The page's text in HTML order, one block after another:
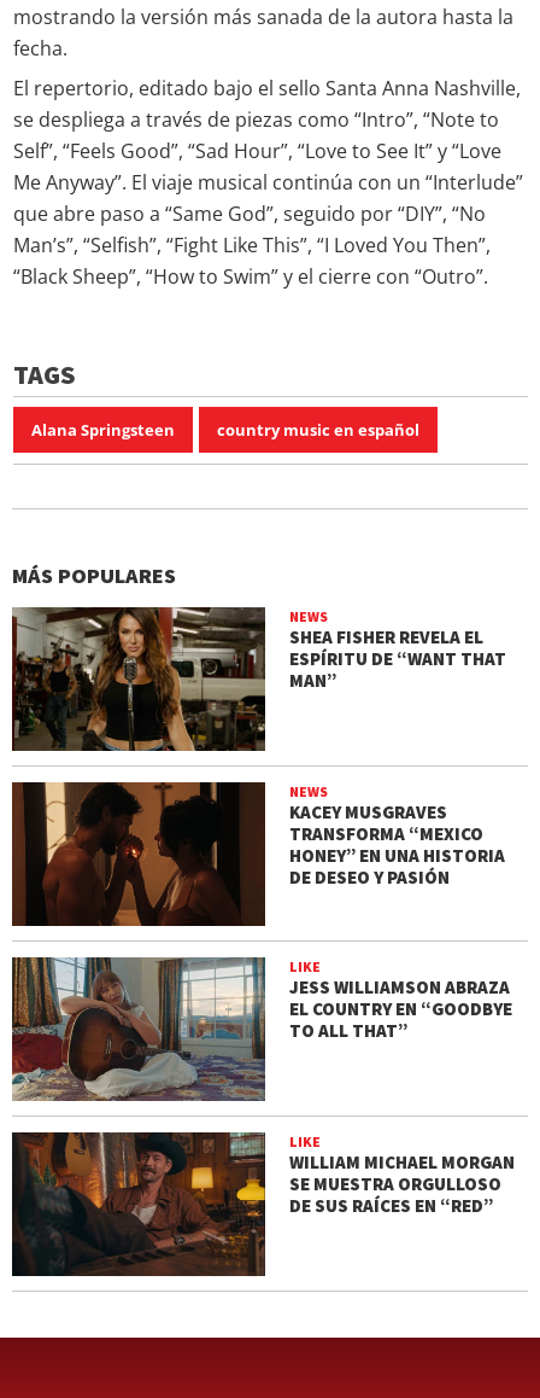
mostrando la versión más sanada de la autora hasta la
fecha.
El repertorio, editado bajo el sello Santa Anna Nashville,
se despliega a través de piezas como “Intro”, “Note to
Self”, “Feels Good”, “Sad Hour”, “Love to See It” y “Love
Me Anyway”. El viaje musical continúa con un “Interlude”
que abre paso a “Same God”, seguido por “DIY”, “No
Man’s”, “Selfish”, “Fight Like This”, “I Loved You Then”,
“Black Sheep”, “How to Swim” y el cierre con “Outro”.
TAGS
Alana Springsteen country music en español
MÁS POPULARES
NEWS
SHEA FISHER REVELA EL
ESPÍRITU DE “WANT THAT
MAN”
NEWS
KACEY MUSGRAVES
TRANSFORMA “MEXICO
HONEY” EN UNA HISTORIA
DE DESEO Y PASIÓN
LIKE
JESS WILLIAMSON ABRAZA
EL COUNTRY EN “GOODBYE
TO ALL THAT”
LIKE
WILLIAM MICHAEL MORGAN
SE MUESTRA ORGULLOSO
DE SUS RAÍCES EN “RED”